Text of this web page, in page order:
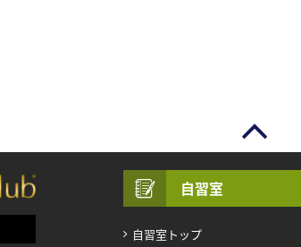
自習室
自習室トップ